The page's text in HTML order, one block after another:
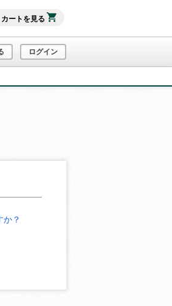
カートを見る
ログイン
か？